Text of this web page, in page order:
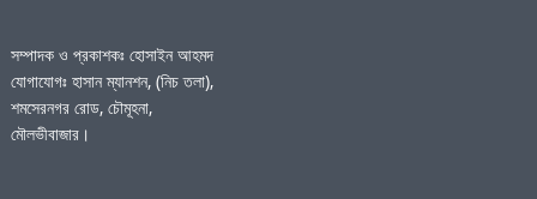
সম্পাদক ও প্রকাশকঃ হোসাইন আহমদ
যোগাযোগঃ হাসান ম্যানশন, (নিচ তলা),
শমসেরনগর রোড, চৌমূহনা,
মৌলভীবাজার।